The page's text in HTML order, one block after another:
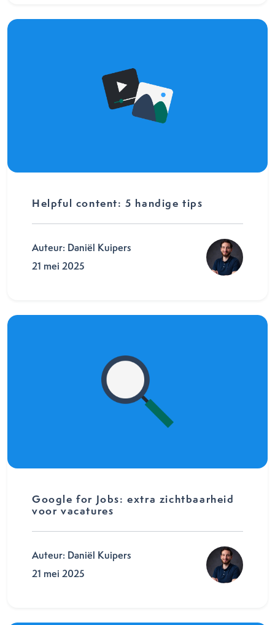
Helpful content: 5 handige tips
Auteur: Daniël Kuipers
21 mei 2025
Google for Jobs: extra zichtbaarheid
voor vacatures
Auteur: Daniël Kuipers
21 mei 2025